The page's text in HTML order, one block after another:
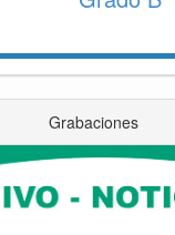
Grabaciones